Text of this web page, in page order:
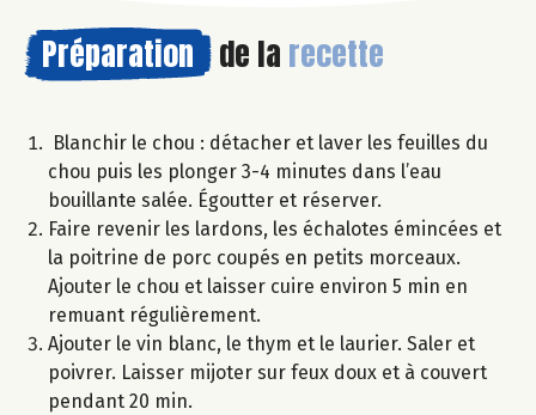
Préparation de la recette
Blanchir le chou : détacher et laver les feuilles du
chou puis les plonger 3-4 minutes dans l’eau
bouillante salée. Égoutter et réserver.
Faire revenir les lardons, les échalotes émincées et
la poitrine de porc coupés en petits morceaux.
Ajouter le chou et laisser cuire environ 5 min en
remuant régulièrement.
Ajouter le vin blanc, le thym et le laurier. Saler et
poivrer. Laisser mijoter sur feux doux et à couvert
pendant 20 min.